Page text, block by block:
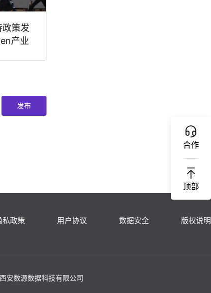
合作
顶部
策发
产业
发布
私政策 用户协议 数据安全 版权说明
安数源数据科技有限公司